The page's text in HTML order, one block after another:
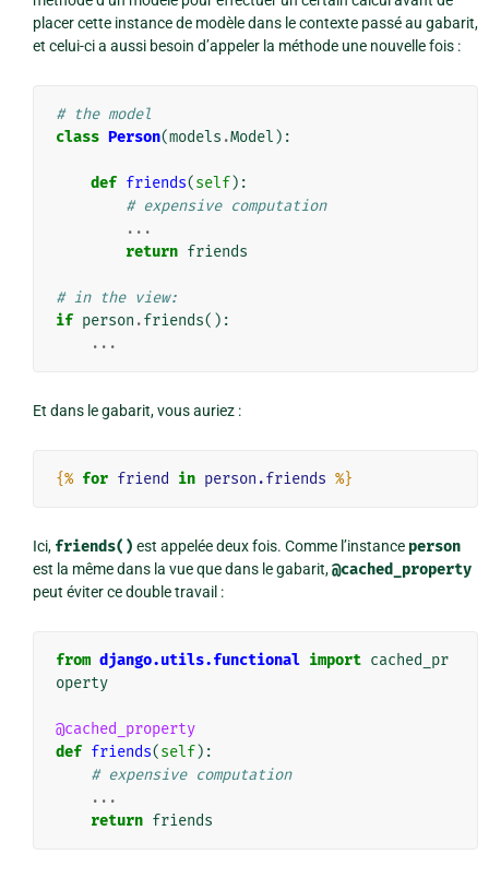
placer cette instance de modèle dans le contexte passé au gabarit,
et celui-ci a aussi besoin d’appeler la méthode une nouvelle fois :
# the model
class Person(models .Model ):
def friends(self):
# expensive computation
...
return friends
# in the view:
if person .friends():
...
Et dans le gabarit, vous auriez :
{% for friend in person.friends %}
Ici, friends() est appelée deux fois. Comme l’instance person
est la même dans la vue que dans le gabarit,@cached_property
peut éviter ce double travail :
from django.utils.functional import cached_pr
operty
@cached_property
def friends(self):
# expensive computation
...
return friends